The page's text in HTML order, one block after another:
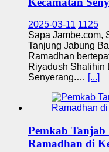
2025-03-11 1125
Sapa Jambe.com,
Tanjung Jabung
Ramadhan
Riyadush Shalihin
Senyerang.… [...]
Pemkab
Ramadhan di